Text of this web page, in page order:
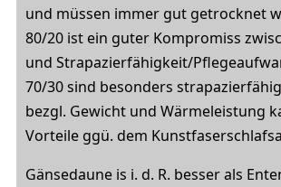
und müssen immer gut getrocknet
80/20 ist ein guter Kompromiss
und Strapazierfähigkeit/
70/30 sind besonders
bezgl. Gewicht und Wärmeleistung
Vorteile ggü. dem
Gänsedaune is i. d. R. besser als